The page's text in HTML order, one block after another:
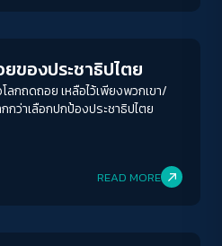
ของประชาธิปไตย
ลกถดถอย เหลือไว้เพียงพวกเขา/
กว่าเลือกปกป้องประชาธิปไตย
READ MORE